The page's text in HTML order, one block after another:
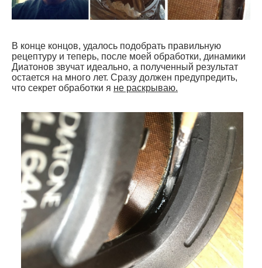
В конце концов, удалось подобрать правильную
рецептуру и теперь, после моей обработки, динамики
Диатонов звучат идеально, а полученный результат
остается на много лет. Сразу должен предупредить,
что секрет обработки я не раскрываю.